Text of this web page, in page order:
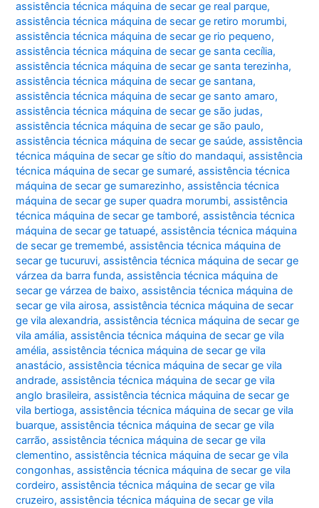
assistência técnica máquina de secar ge real parque,
assistência técnica máquina de secar ge retiro morumbi,
assistência técnica máquina de secar ge rio pequeno,
assistência técnica máquina de secar ge santa cecília,
assistência técnica máquina de secar ge santa terezinha,
assistência técnica máquina de secar ge santana,
assistência técnica máquina de secar ge santo amaro,
assistência técnica máquina de secar ge são judas,
assistência técnica máquina de secar ge são paulo,
assistência técnica máquina de secar ge saúde,assistência
técnica máquina de secar ge sítio do mandaqui,assistência
técnica máquina de secar ge sumaré,assistência técnica
máquina de secar ge sumarezinho,assistência técnica
máquina de secar ge super quadra morumbi,assistência
técnica máquina de secar ge tamboré,assistência técnica
máquina de secar ge tatuapé,assistência técnica máquina
de secar ge tremembé,assistência técnica máquina de
secar ge tucuruvi,assistência técnica máquina de secar ge
várzea da barra funda,assistência técnica máquina de
secar ge várzea de baixo,assistência técnica máquina de
secar ge vila airosa,assistência técnica máquina de secar
ge vila alexandria,assistência técnica máquina de secar ge
vila amália,assistência técnica máquina de secar ge vila
amélia,assistência técnica máquina de secar ge vila
anastácio,assistência técnica máquina de secar ge vila
andrade,assistência técnica máquina de secar ge vila
anglo brasileira,assistência técnica máquina de secar ge
vila bertioga,assistência técnica máquina de secar ge vila
buarque,assistência técnica máquina de secar ge vila
carrão,assistência técnica máquina de secar ge vila
clementino,assistência técnica máquina de secar ge vila
congonhas,assistência técnica máquina de secar ge vila
cordeiro,assistência técnica máquina de secar ge vila
cruzeiro,assistência técnica máquina de secar ge vila